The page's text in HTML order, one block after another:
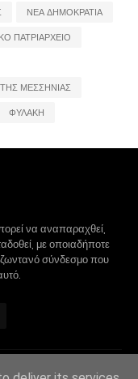
ΝΕΑ ΔΗΜΟΚΡΑΤΙΑ
ΠΑΤΡΙΑΡΧΕΙΟ
ΜΕΣΣΗΝΙΑΣ
ΦΥΛΑΚΗ
να αναπαραχθεί,
με οποιαδήποτε
σύνδεσμο που
Templates